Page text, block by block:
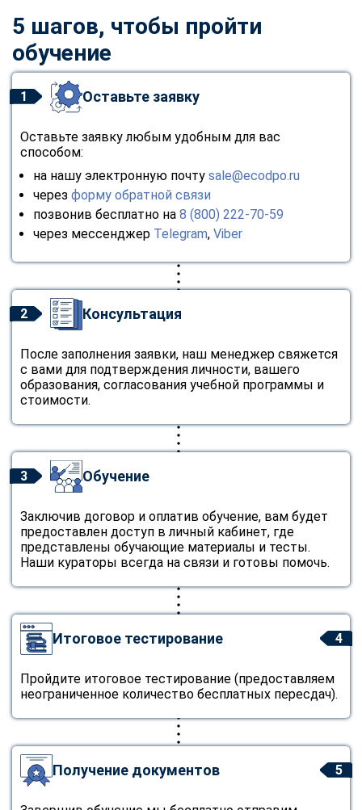
5 шагов, чтобы пройти
обучение
1 Оставьте заявку
Оставьте заявку любым удобным для вас
способом:
на нашу электронную почту sale@ecodpo.ru
через форму обратной связи
позвонив бесплатно на 8 (800) 222-70-59
через мессенджер Telegram, Viber
2 Консультация
После заполнения заявки, наш менеджер свяжется
с вами для подтверждения личности, вашего
образования, согласования учебной программы и
стоимости.
3 Обучение
Заключив договор и оплатив обучение, вам будет
предоставлен доступ в личный кабинет, где
представлены обучающие материалы и тесты.
Наши кураторы всегда на связи и готовы помочь.
4
Итоговое тестирование
Пройдите итоговое тестирование (предоставляем
неограниченное количество бесплатных пересдач).
5
Получение документов